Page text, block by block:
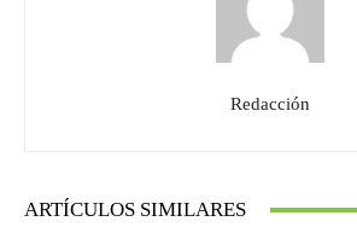
Redacción
ARTÍCULOS SIMILARES